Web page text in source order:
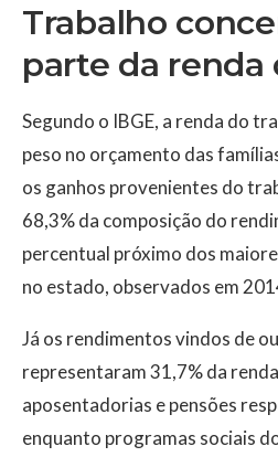
Trabalho
parte da renda
Segundo o IBGE, a renda do
peso no orçamento das
os ganhos provenientes do
68,3% da composição do
percentual próximo dos
no estado, observados em
Já os rendimentos vindos de
representaram 31,7% da
aposentadorias e pensões
enquanto programas sociais